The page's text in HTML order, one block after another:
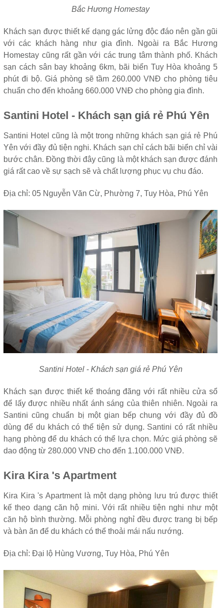
Bắc Hương Homestay
Khách sạn được thiết kế dạng gác lửng độc đáo nên gần gũi
với các khách hàng như gia đình. Ngoài ra Bắc Hương
Homestay cũng rất gần với các trung tâm thành phố. Khách
sạn cách sân bay khoảng 6km, bãi biển Tuy Hòa khoảng 5
phút đi bộ. Giá phòng sẽ tầm 260.000 VNĐ cho phòng tiêu
chuẩn cho đến khoảng 660.000 VNĐ cho phòng gia đình.
Santini Hotel - Khách sạn giá rẻ Phú Yên
Santini Hotel cũng là một trong những khách sạn giá rẻ Phú
Yên với đầy đủ tiện nghi. Khách sạn chỉ cách bãi biển chỉ vài
bước chân. Đồng thời đây cũng là một khách sạn được đánh
giá rất cao về sự sạch sẽ và chất lượng phục vụ chu đáo.
Địa chỉ: 05 Nguyễn Văn Cừ, Phường 7, Tuy Hòa, Phú Yên
Santini Hotel - Khách sạn giá rẻ Phú Yên
Khách sạn được thiết kế thoáng đãng với rất nhiều cửa sổ
để lấy được nhiều nhất ánh sáng của thiên nhiên. Ngoài ra
Santini cũng chuẩn bị một gian bếp chung với đầy đủ đồ
dùng để du khách có thể tiện sử dụng. Santini có rất nhiều
hạng phòng để du khách có thể lựa chọn. Mức giá phòng sẽ
dao động từ 280.000 VNĐ cho đến 1.100.000 VNĐ.
Kira Kira 's Apartment
Kira Kira 's Apartment là một dạng phòng lưu trú được thiết
kế theo dạng căn hộ mini. Với rất nhiều tiện nghi như một
căn hộ bình thường. Mỗi phòng nghỉ đều được trang bị bếp
và bàn ăn để du khách có thể thoải mái nấu nướng.
Địa chỉ: Đại lộ Hùng Vương, Tuy Hòa, Phú Yên